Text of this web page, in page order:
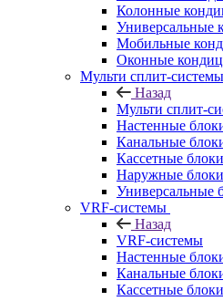
Колонные
Универсальные
Мобильные
Оконные
Мульти сплит-системы
Назад
Мульти сплит-
Настенные
Канальные
Кассетные
Наружные
Универсальные
VRF-системы
Назад
VRF-системы
Настенные
Канальные
Кассетные